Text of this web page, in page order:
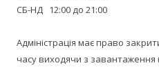
СБ-НД 12:00 до 21:00
Адміністрація має право
часу виходячи з завантаження